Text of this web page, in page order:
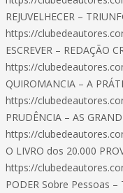
REJUVELHECER –
https://
ESCREVER – REDAÇÃO
https://
QUIROMANCIA – A
https://
PRUDÊNCIA – AS
https://
O LIVRO dos 20.000
https://
PODER Sobre Pessoas